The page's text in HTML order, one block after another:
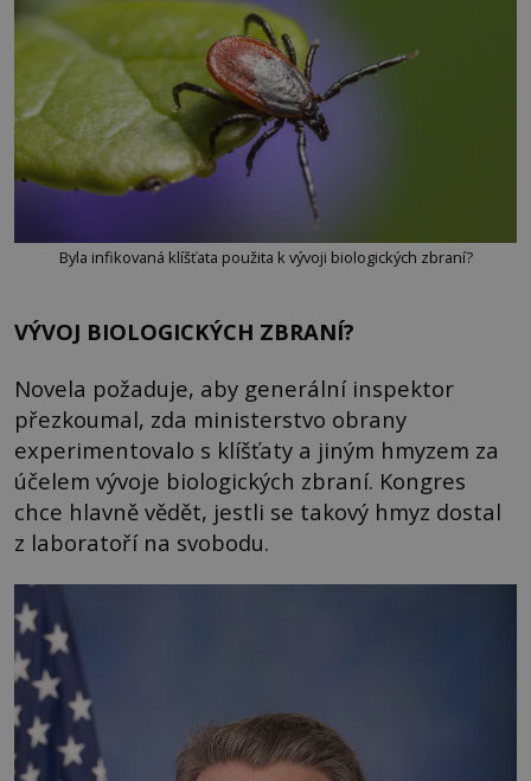
Byla infikovaná klíšťata použita k vývoji biologických zbraní?
VÝVOJ BIOLOGICKÝCH ZBRANÍ?
Novela požaduje, aby generální inspektor
přezkoumal, zda ministerstvo obrany
experimentovalo s klíšťaty a jiným hmyzem za
účelem vývoje biologických zbraní. Kongres
chce hlavně vědět, jestli se takový hmyz dostal
z laboratoří na svobodu.